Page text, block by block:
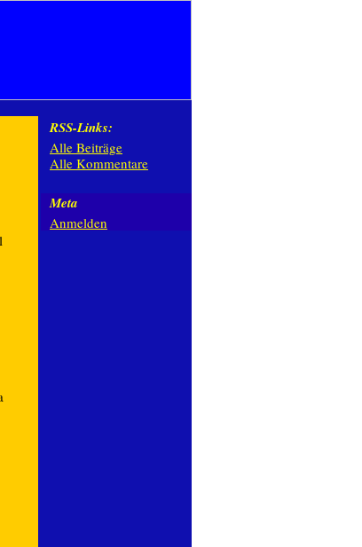
RSS-Links:
Alle Beiträge
Alle Kommentare
Meta
Anmelden